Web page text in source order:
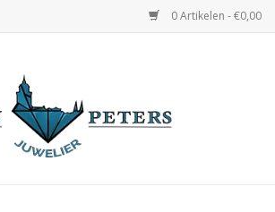
0 Artikelen - €0,00